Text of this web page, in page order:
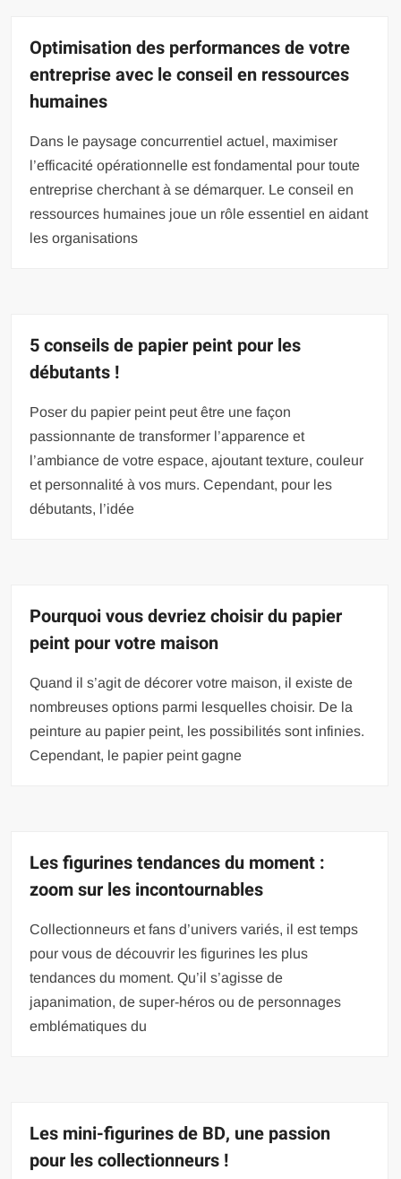
Optimisation des performances de votre
entreprise avec le conseil en ressources
humaines
Dans le paysage concurrentiel actuel, maximiser
l’efficacité opérationnelle est fondamental pour toute
entreprise cherchant à se démarquer. Le conseil en
ressources humaines joue un rôle essentiel en aidant
les organisations
5 conseils de papier peint pour les
débutants !
Poser du papier peint peut être une façon
passionnante de transformer l’apparence et
l’ambiance de votre espace, ajoutant texture, couleur
et personnalité à vos murs. Cependant, pour les
débutants, l’idée
Pourquoi vous devriez choisir du papier
peint pour votre maison
Quand il s’agit de décorer votre maison, il existe de
nombreuses options parmi lesquelles choisir. De la
peinture au papier peint, les possibilités sont infinies.
Cependant, le papier peint gagne
Les figurines tendances du moment :
zoom sur les incontournables
Collectionneurs et fans d’univers variés, il est temps
pour vous de découvrir les figurines les plus
tendances du moment. Qu’il s’agisse de
japanimation, de super-héros ou de personnages
emblématiques du
Les mini-figurines de BD, une passion
pour les collectionneurs !